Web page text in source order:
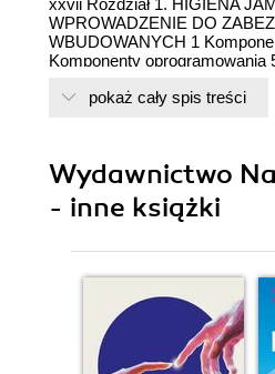
pokaż cały spis treści
Wydawnictwo
- inne książki